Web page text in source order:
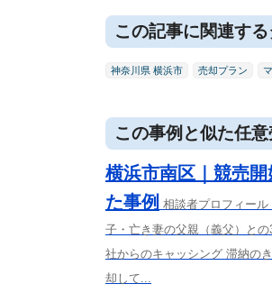
この記事に関連す
神奈川県 横浜市 売却プラン
この事例と似た任
横浜市南区｜競売
た事例 相談者プロフィー
子・亡き妻の父親（義父）と
社からのキャッシング 滞納の
却して...